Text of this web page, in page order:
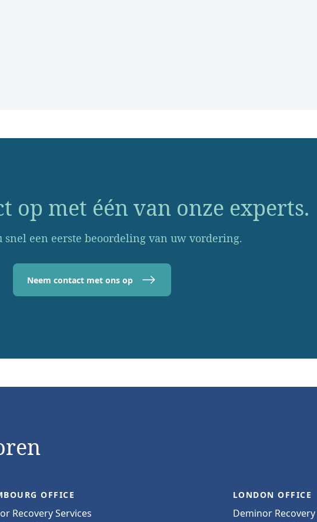
op met één van onze experts.
snel een eerste beoordeling van uw vordering.
Neem contact met ons op
OFFICE
Recovery Services
LONDON OFFICE
Deminor